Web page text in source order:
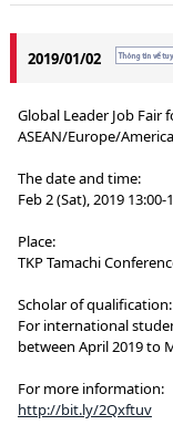
2019/01/02
Global Leader Job
ASEAN/Europe/America
The date and time:
Feb 2 (Sat), 2019 13:00-
Place:
TKP Tamachi
Scholar of qualification:
For international
between April 2019 to
For more information:
http://bit.ly/2Qxftuv